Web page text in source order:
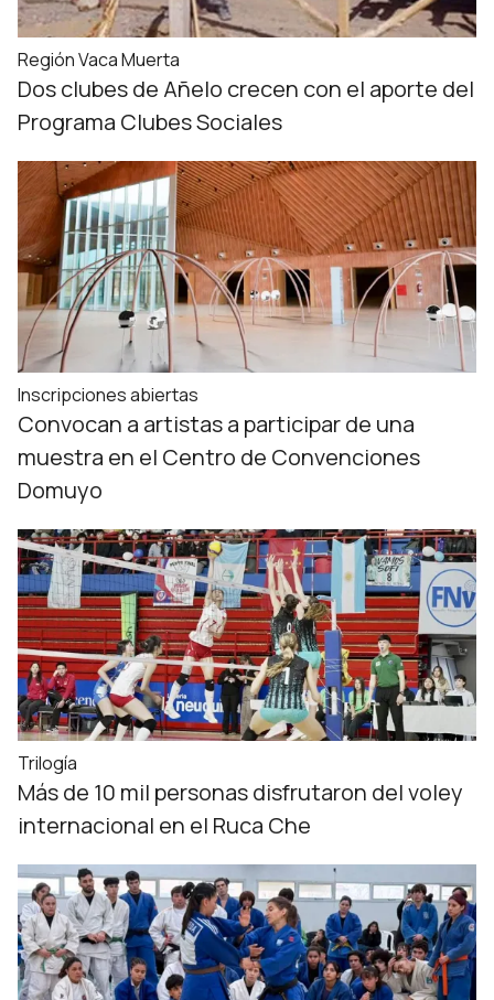
Región Vaca Muerta
Dos clubes de Añelo crecen con el aporte del
Programa Clubes Sociales
Inscripciones abiertas
Convocan a artistas a participar de una
muestra en el Centro de Convenciones
Domuyo
Trilogía
Más de 10 mil personas disfrutaron del voley
internacional en el Ruca Che